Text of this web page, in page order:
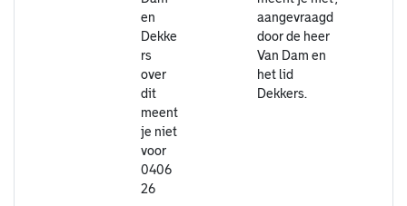
en
Dekke
rs
over
dit
meent
je niet
voor
0406
26
aangevraagd
door de heer
Van Dam en
het lid
Dekkers.